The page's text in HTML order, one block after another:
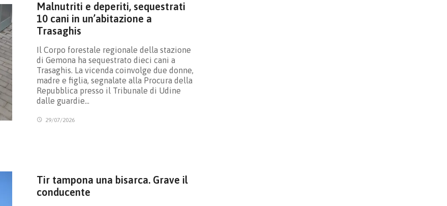
Malnutriti e deperiti, sequestrati
10 cani in un’abitazione a
Trasaghis
Il Corpo forestale regionale della stazione
di Gemona ha sequestrato dieci cani a
Trasaghis. La vicenda coinvolge due donne,
madre e figlia, segnalate alla Procura della
Repubblica presso il Tribunale di Udine
dalle guardie…
29/07/2026
Tir tampona una bisarca. Grave il
conducente